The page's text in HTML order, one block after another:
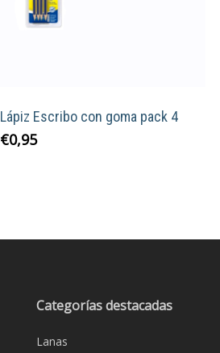
Lápiz Escribo con goma pack 4
€0,95
Categorías destacadas
Lanas